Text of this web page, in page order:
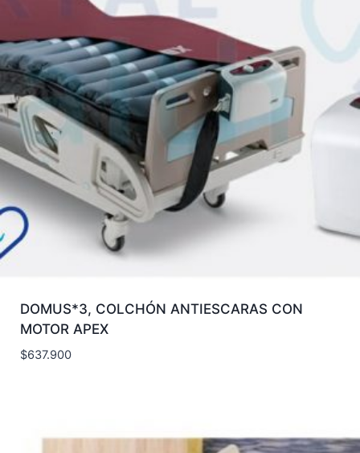
DOMUS*3, COLCHÓN ANTIESCARAS CON
MOTOR APEX
$637.900